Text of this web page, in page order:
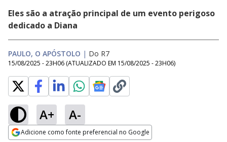
Eles são a atração principal de um evento perigoso
dedicado a Diana
PAULO, O APÓSTOLO | Do R7
15/08/2025 - 23H06 (ATUALIZADO EM 15/08/2025 - 23H06)
A+ A-
Adicione como fonte preferencial no Google
Ativar
91.58%